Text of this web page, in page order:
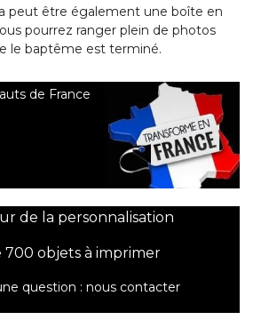
peut être également une boîte en
pourrez ranger plein de photos
le baptême est terminé.
de France
de la personnalisation
700 objets à imprimer
question : nous contacter